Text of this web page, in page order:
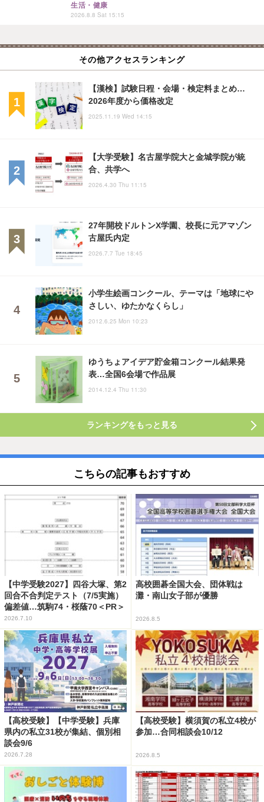
生活・健康
2026.8.8 Sat 15:15
その他アクセスランキング
【漢検】試験日程・会場・検定料まとめ…
2026年度から価格改定
2025.11.19 Wed 14:15
【大学受験】名古屋学院大と金城学院が統
合、共学へ
2026.4.30 Thu 11:15
27年開校ドルトンX学園、校長に元アマゾン
古屋氏内定
2026.7.7 Tue 18:45
小学生絵画コンクール、テーマは「地球にや
さしい、ゆたかなくらし」
2012.6.25 Mon 10:23
ゆうちょアイデア貯金箱コンクール結果発
表…全国6会場で作品展
2014.12.4 Thu 11:30
ランキングをもっと見る
こちらの記事もおすすめ
【中学受験2027】四谷大塚、第2
回合不合判定テスト（7/5実施）
偏差値…筑駒74・桜蔭70＜PR＞
2026.7.10
高校囲碁全国大会、団体戦は
灘・南山女子部が優勝
2026.8.5
【高校受験】【中学受験】兵庫
県内の私立31校が集結、個別相
談会9/6
2026.7.28
【高校受験】横須賀の私立4校が
参加…合同相談会10/12
2026.8.5